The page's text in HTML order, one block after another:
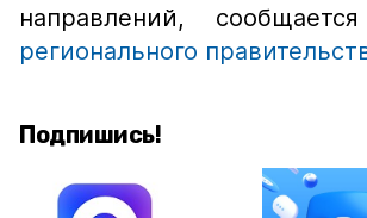
направлений,
регионального
Подпишись!